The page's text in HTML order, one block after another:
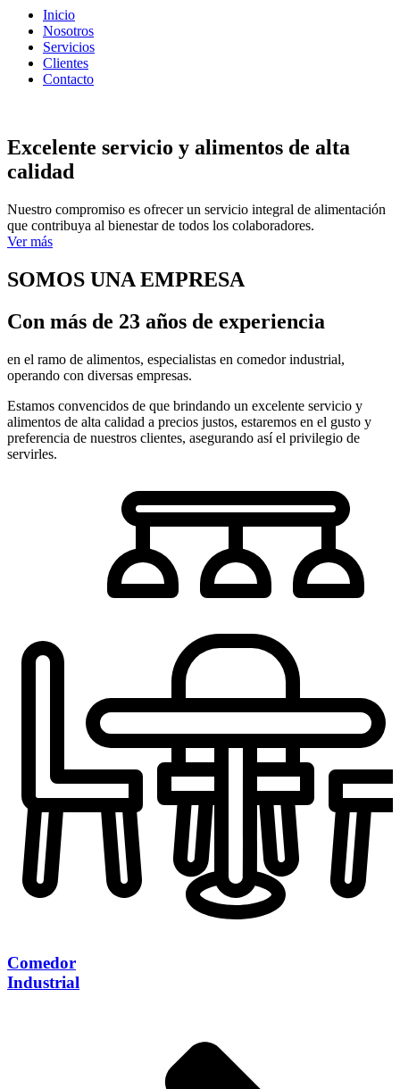
Inicio
Nosotros
Servicios
Clientes
Contacto
Excelente servicio y alimentos de alta
calidad
Nuestro compromiso es ofrecer un servicio integral de alimentación
que contribuya al bienestar de todos los colaboradores.
Ver más
SOMOS UNA EMPRESA
Con más de 23 años de experiencia
en el ramo de alimentos, especialistas en comedor industrial,
operando con diversas empresas.
Estamos convencidos de que brindando un excelente servicio y
alimentos de alta calidad a precios justos, estaremos en el gusto y
preferencia de nuestros clientes, asegurando así el privilegio de
servirles.
Comedor
Industrial